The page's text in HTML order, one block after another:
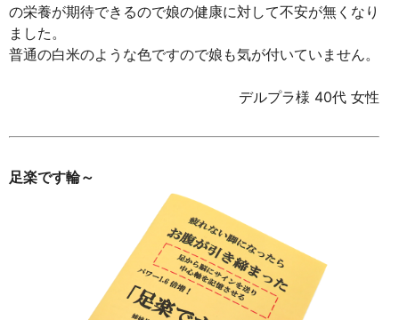
の栄養が期待できるので娘の健康に対して不安が無くなり
ました。
普通の白米のような色ですので娘も気が付いていません。
デルプラ様 40代 女性
足楽です輪～